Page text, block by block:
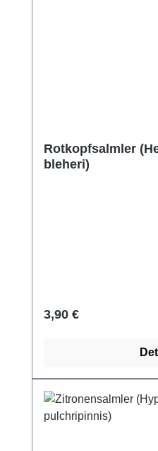
Rotkopfsalmler
bleheri)
Regulärer Preis:
3,90 €